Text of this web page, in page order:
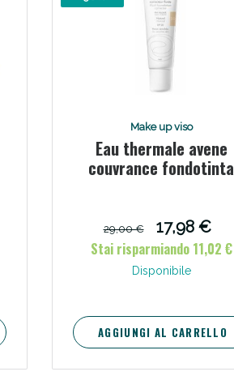
Make up viso
Eau thermale avene
couvrance fondotinta
29,00 €
17,98 €
Stai risparmiando 11,02 €
Disponibile
AGGIUNGI AL CARRELLO